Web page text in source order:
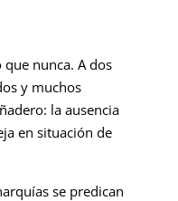
nunca. A dos
y muchos
la ausencia
en situación de
se predican